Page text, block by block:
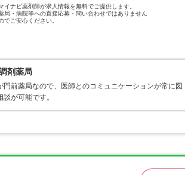
イナビ薬剤師が求人情報を無料でご提供します。
局・病院等への直接応募・問い合わせではありません
でご安心ください。
剤薬局
前薬局なので、医師とのコミュニケーションが常に図
が可能です。